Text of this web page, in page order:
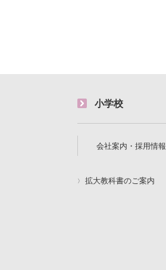
小学校
会社案内・採用情報
拡大教科書のご案内